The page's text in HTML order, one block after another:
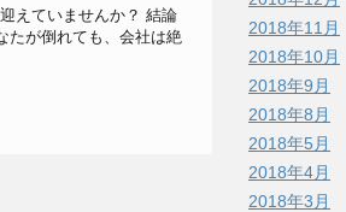
えていませんか？ 結論
たが倒れても、会社は絶
2018年11月
2018年10月
2018年9月
2018年8月
2018年5月
2018年4月
2018年3月